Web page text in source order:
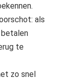
als
te
zo snel